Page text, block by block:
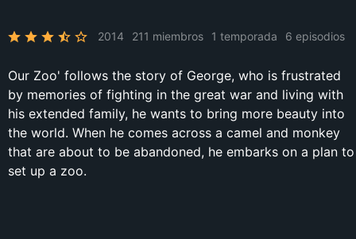
2014 211 miembros 1 temporada 6 episodios
Our Zoo' follows the story of George, who is frustrated
by memories of fighting in the great war and living with
his extended family, he wants to bring more beauty into
the world. When he comes across a camel and monkey
that are about to be abandoned, he embarks on a plan to
set up a zoo.